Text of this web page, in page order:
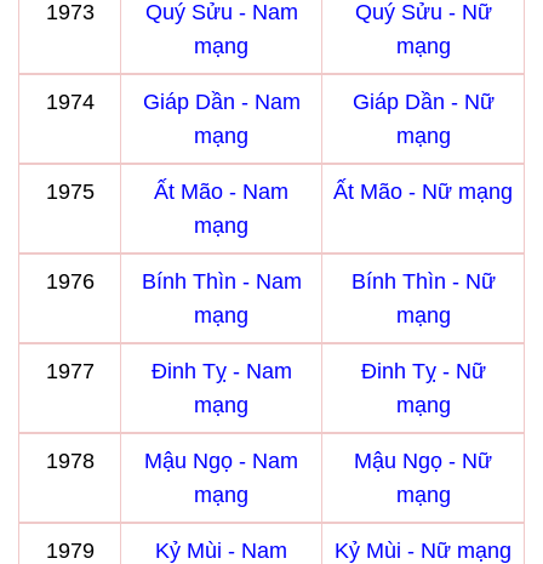
1973
Quý Sửu - Nam
mạng
Quý Sửu - Nữ
mạng
1974
Giáp Dần - Nam
mạng
Giáp Dần - Nữ
mạng
1975
Ất Mão - Nam
mạng
Ất Mão - Nữ mạng
1976
Bính Thìn - Nam
mạng
Bính Thìn - Nữ
mạng
1977
Đinh Tỵ - Nam
mạng
Đinh Tỵ - Nữ
mạng
1978
Mậu Ngọ - Nam
mạng
Mậu Ngọ - Nữ
mạng
1979
Kỷ Mùi - Nam
Kỷ Mùi - Nữ mạng